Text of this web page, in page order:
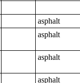
asphalt
asphalt
asphalt
asphalt